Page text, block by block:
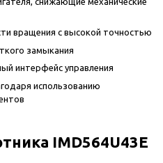
вращения с высокой точностью
замыкания
интерфейс управления
использованию
IMD564U43E